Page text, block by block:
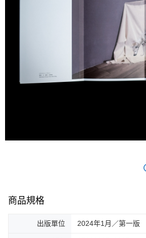
商品規格
出版單位 2024年1月／第一版